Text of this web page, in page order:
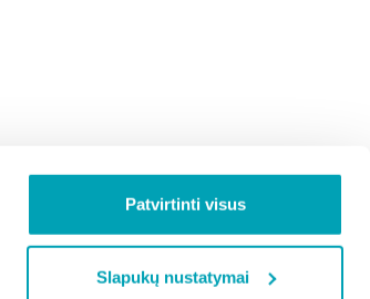
Patvirtinti visus
Slapukų nustatymai